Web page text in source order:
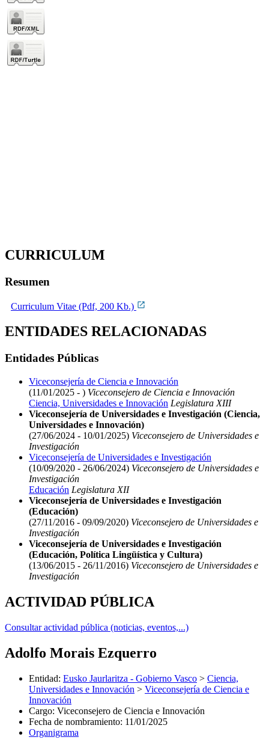
CURRICULUM
Resumen
Curriculum Vitae (Pdf, 200 Kb.)
ENTIDADES RELACIONADAS
Entidades Públicas
Viceconsejería de Ciencia e Innovación
(11/01/2025 - ) Viceconsejero de Ciencia e Innovación
Ciencia, Universidades e Innovación Legislatura XIII
Viceconsejería de Universidades e Investigación (Ciencia,
Universidades e Innovación)
(27/06/2024 - 10/01/2025) Viceconsejero de Universidades e
Investigación
Viceconsejería de Universidades e Investigación
(10/09/2020 - 26/06/2024) Viceconsejero de Universidades e
Investigación
Educación Legislatura XII
Viceconsejería de Universidades e Investigación
(Educación)
(27/11/2016 - 09/09/2020) Viceconsejero de Universidades e
Investigación
Viceconsejería de Universidades e Investigación
(Educación, Política Lingüística y Cultura)
(13/06/2015 - 26/11/2016) Viceconsejero de Universidades e
Investigación
ACTIVIDAD PÚBLICA
Consultar actividad pública (noticias, eventos,...)
Adolfo Morais Ezquerro
Entidad: Eusko Jaurlaritza - Gobierno Vasco > Ciencia,
Universidades e Innovación > Viceconsejería de Ciencia e
Innovación
Cargo: Viceconsejero de Ciencia e Innovación
Fecha de nombramiento: 11/01/2025
Organigrama